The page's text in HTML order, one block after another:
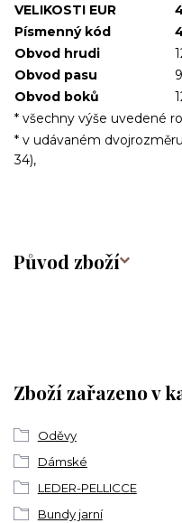
VELIKOSTI EUR
Písmenný kód
Obvod hrudi
Obvod pasu
Obvod boků
* všechny výše uvedené
* v udávaném
34),
Původ zboží
Zboží zařazeno v
Oděvy
Dámské
LEDER-PELLICCE
Bundy jarní